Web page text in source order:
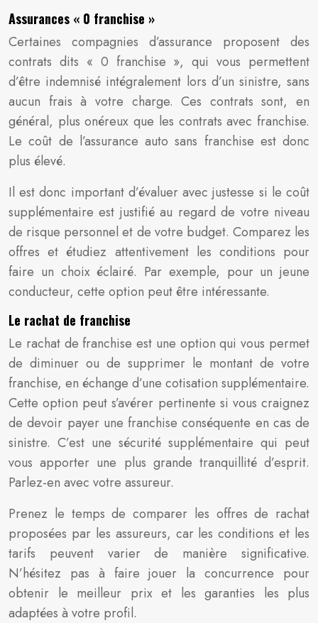
Assurances « 0 franchise »
Certaines compagnies d’assurance proposent des
contrats dits « 0 franchise », qui vous permettent
d’être indemnisé intégralement lors d’un sinistre, sans
aucun frais à votre charge. Ces contrats sont, en
général, plus onéreux que les contrats avec franchise.
Le coût de l’assurance auto sans franchise est donc
plus élevé.
Il est donc important d’évaluer avec justesse si le coût
supplémentaire est justifié au regard de votre niveau
de risque personnel et de votre budget. Comparez les
offres et étudiez attentivement les conditions pour
faire un choix éclairé. Par exemple, pour un jeune
conducteur, cette option peut être intéressante.
Le rachat de franchise
Le rachat de franchise est une option qui vous permet
de diminuer ou de supprimer le montant de votre
franchise, en échange d’une cotisation supplémentaire.
Cette option peut s’avérer pertinente si vous craignez
de devoir payer une franchise conséquente en cas de
sinistre. C’est une sécurité supplémentaire qui peut
vous apporter une plus grande tranquillité d’esprit.
Parlez-en avec votre assureur.
Prenez le temps de comparer les offres de rachat
proposées par les assureurs, car les conditions et les
tarifs peuvent varier de manière significative.
N’hésitez pas à faire jouer la concurrence pour
obtenir le meilleur prix et les garanties les plus
adaptées à votre profil.